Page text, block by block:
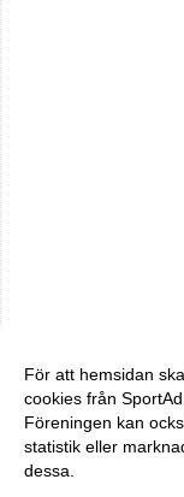
För att hemsidan
cookies från
Föreningen kan
statistik eller
dessa.